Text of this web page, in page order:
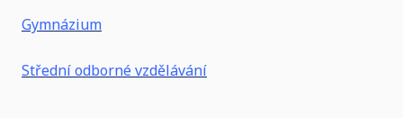
Gymnázium
Střední odborné vzdělávání